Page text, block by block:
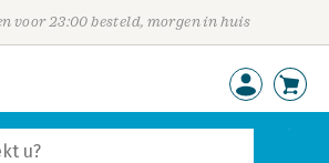
voor 23:00 besteld, morgen in huis